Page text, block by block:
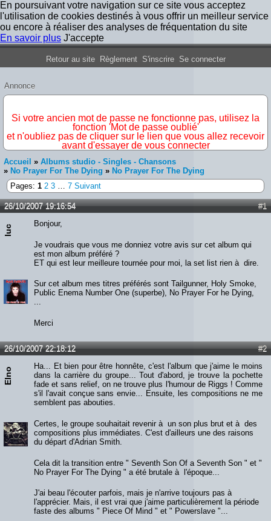
En poursuivant votre navigation sur ce site vous acceptez
l'utilisation de cookies destinés à vous offrir un meilleur service
ou encore à réaliser des analyses de fréquentation du site
En savoir plus J'accepte
Forum Iron Maiden France
Retour au site Règlement S'inscrire Se connecter
Annonce
Si votre ancien mot de passe ne fonctionne pas, utilisez la
fonction 'Mot de passe oublié'
et n'oubliez pas de cliquer sur le lien que vous allez recevoir
avant d'essayer de vous connecter
Accueil » Albums studio - Singles - Chansons
» No Prayer For The Dying » No Prayer For The Dying
Pages: 1 2 3 … 7 Suivant
#1
26/10/2007 19:16:54
luc
Bonjour,
Je voudrais que vous me donniez votre avis sur cet album qui
est mon album préféré ?
ET qui est leur meilleure tournée pour moi, la set list rien à dire.
Sur cet album mes titres préférés sont Tailgunner, Holy Smoke,
Public Enema Number One (superbe), No Prayer For he Dying,
...
Merci
#2
26/10/2007 22:18:12
Elno
Ha... Et bien pour être honnête, c'est l'album que j'aime le moins
dans la carrière du groupe... Tout d'abord, je trouve la pochette
fade et sans relief, on ne trouve plus l'humour de Riggs ! Comme
s'il l'avait conçue sans envie... Ensuite, les compositions ne me
semblent pas abouties.
Certes, le groupe souhaitait revenir à un son plus brut et à des
compositions plus immédiates. C'est d'ailleurs une des raisons
du départ d'Adrian Smith.
Cela dit la transition entre " Seventh Son Of a Seventh Son " et "
No Prayer For The Dying " a été brutale à l'époque...
J'ai beau l'écouter parfois, mais je n'arrive toujours pas à
l'apprécier. Mais, il est vrai que j'aime particulièrement la période
faste des albums " Piece Of Mind " et " Powerslave "...